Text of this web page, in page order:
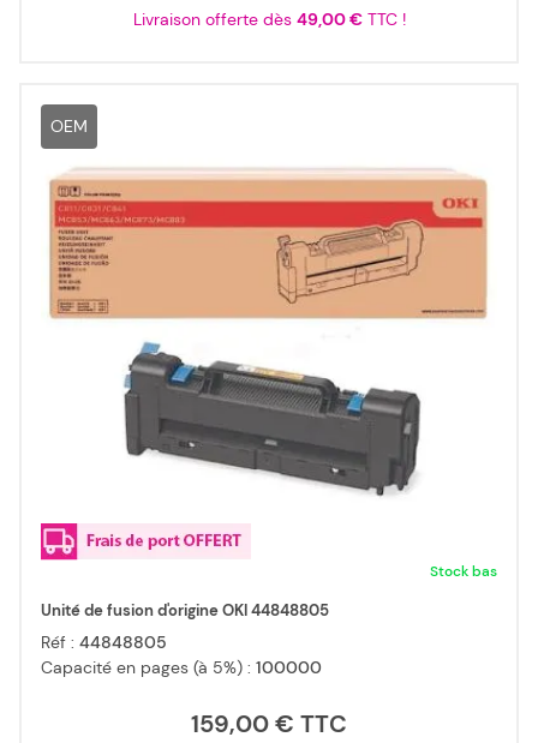
Livraison offerte dès 49,00 €TTC !
OEM
Stock bas
Unité de fusion d'origine OKI 44848805
Réf : 44848805
Capacité en pages (à 5%) : 100000
159,00 €